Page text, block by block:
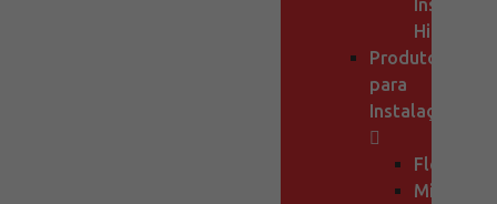
Produtos
para
Instalações
Flexíveis
Mini